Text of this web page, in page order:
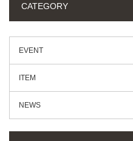
CATEGORY
EVENT
ITEM
NEWS